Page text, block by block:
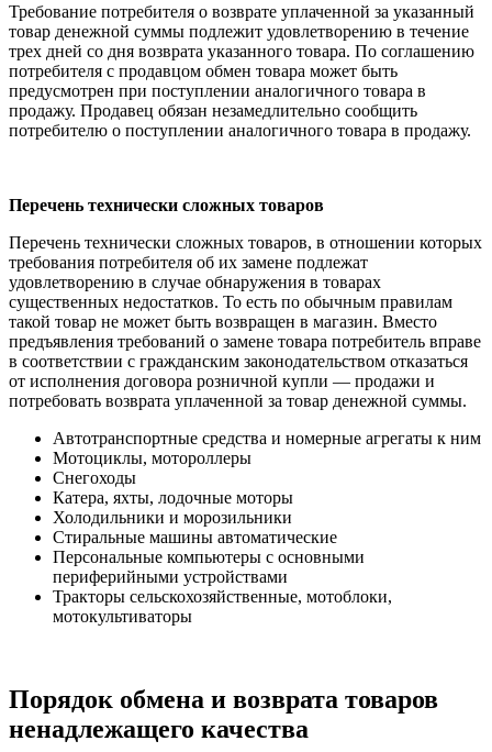
Требование потребителя о возврате уплаченной за указанный
товар денежной суммы подлежит удовлетворению в течение
трех дней со дня возврата указанного товара. По соглашению
потребителя с продавцом обмен товара может быть
предусмотрен при поступлении аналогичного товара в
продажу. Продавец обязан незамедлительно сообщить
потребителю о поступлении аналогичного товара в продажу.
Перечень технически сложных товаров
Перечень технически сложных товаров, в отношении которых
требования потребителя об их замене подлежат
удовлетворению в случае обнаружения в товарах
существенных недостатков. То есть по обычным правилам
такой товар не может быть возвращен в магазин. Вместо
предъявления требований о замене товара потребитель вправе
в соответствии с гражданским законодательством отказаться
от исполнения договора розничной купли — продажи и
потребовать возврата уплаченной за товар денежной суммы.
Автотранспортные средства и номерные агрегаты к ним
Мотоциклы, мотороллеры
Снегоходы
Катера, яхты, лодочные моторы
Холодильники и морозильники
Стиральные машины автоматические
Персональные компьютеры с основными
периферийными устройствами
Тракторы сельскохозяйственные, мотоблоки,
мотокультиваторы
Порядок обмена и возврата товаров
ненадлежащего качества